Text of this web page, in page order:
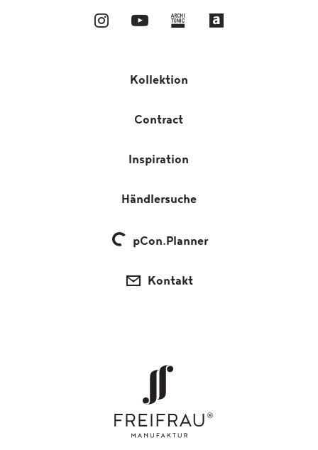
Kollektion
Contract
Inspiration
Händlersuche
pCon.Planner
Kontakt